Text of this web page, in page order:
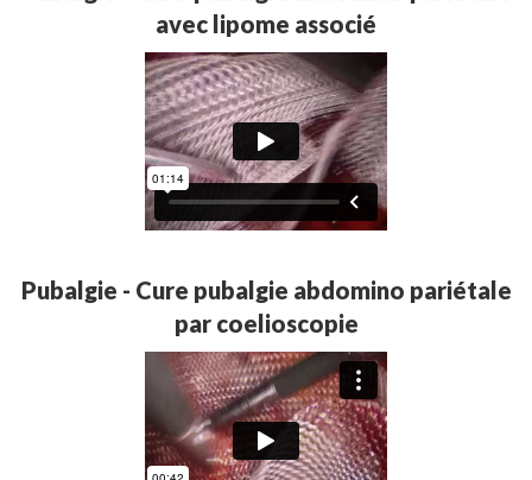
avec lipome associé
Pubalgie - Cure pubalgie abdomino pariétale
par coelioscopie